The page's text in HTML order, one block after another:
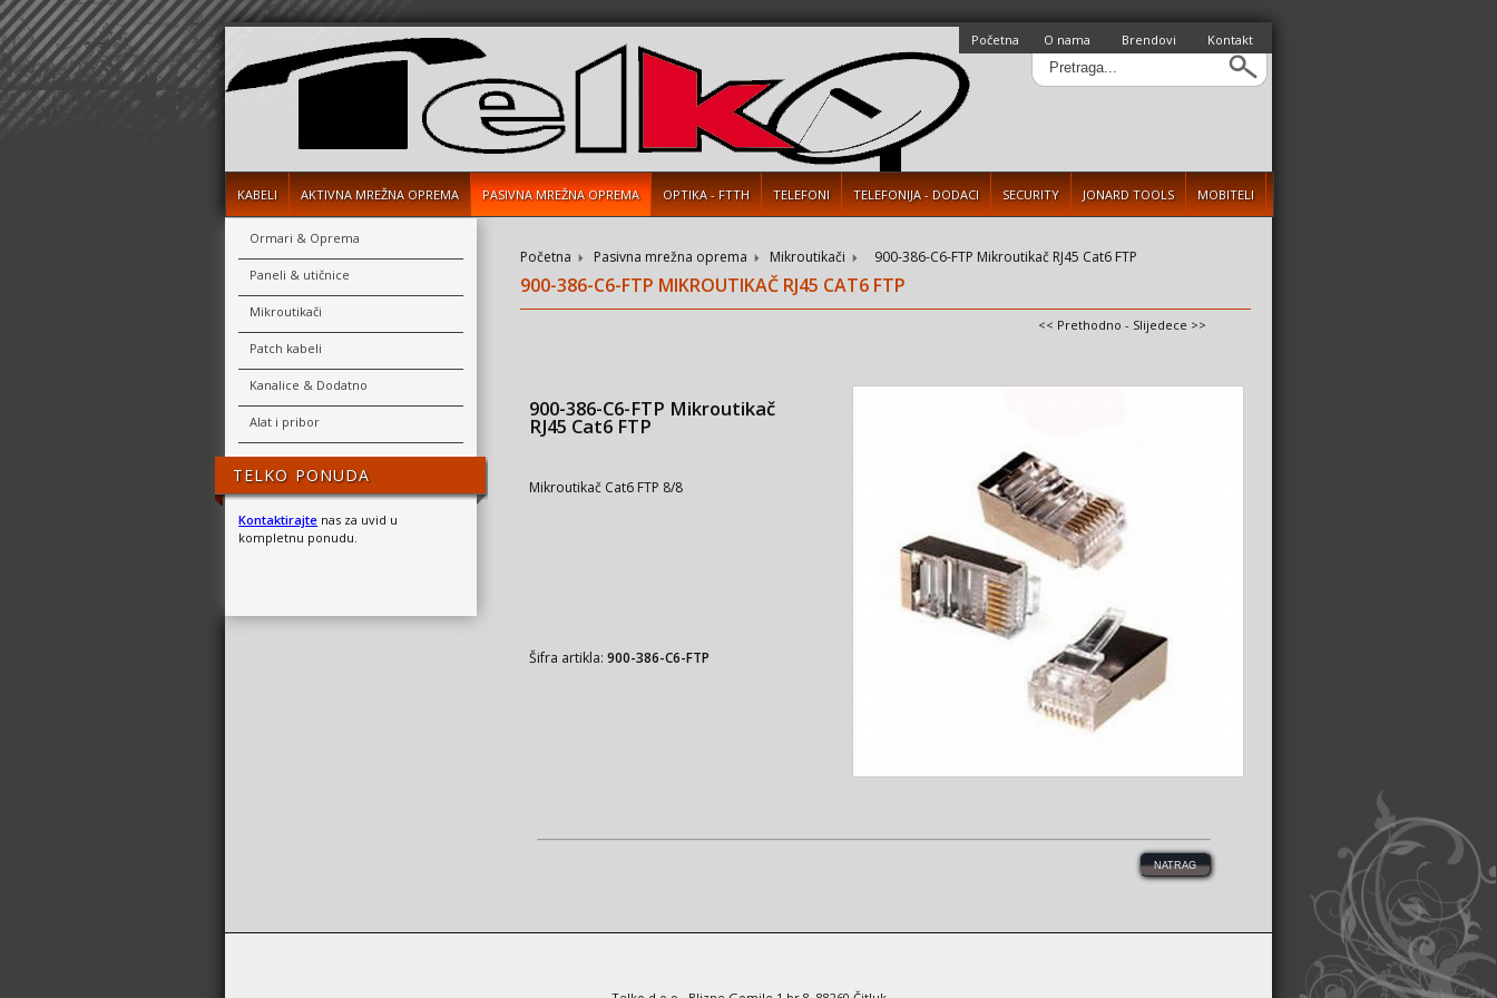
Početna O nama Brendovi Kontakt
KABELI AKTIVNA MREŽNA OPREMA PASIVNA MREŽNA OPREMA OPTIKA - FTTH TELEFONI TELEFONIJA - DODACI SECURITY JONARD TOOLS MOBITELI
Ormari & Oprema
Paneli & utičnice
Mikroutikači
Patch kabeli
Kanalice & Dodatno
Alat i pribor
TELKO PONUDA
Kontaktirajte nas za uvid u
kompletnu ponudu.
Početna Pasivna mrežna oprema Mikroutikači 900-386-C6-FTP Mikroutikač RJ45 Cat6 FTP
900-386-C6-FTP MIKROUTIKAČ RJ45 CAT6 FTP
<< Prethodno - Slijedece >>
900-386-C6-FTP Mikroutikač
RJ45 Cat6 FTP
Mikroutikač Cat6 FTP 8/8
Šifra artikla:900-386-C6-FTP